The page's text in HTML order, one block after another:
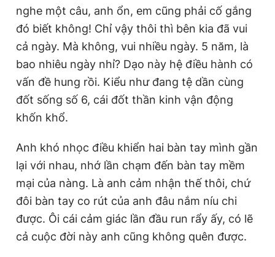
Tổng biên tập: Nguyễn Ngọc Toàn
Phó tổng biên tập thường trực: Hải Thành
Phó tổng biên tập: Lâm Hiếu Dũng
Phó tổng biên tập: Trần Việt Hưng
Tổng thư ký tòa soạn: Đức Trung
Giấy phép xuất bản số 110/GP - BTTTT cấp ngày 24.3.2020
© 2003-2026 Bản quyền thuộc về Báo Thanh Niên. Cấm sao
chép dưới mọi hình thức nếu không có sự chấp thuận bằng văn
bản. Phát triển bởi ePi Technologies, JSC.
nghe một câu, anh ổn, em cũng phải cố gắng
đó biết không! Chỉ vậy thôi thì bên kia đã vui
cả ngày. Mà không, vui nhiều ngày. 5 năm, là
bao nhiêu ngày nhỉ? Dạo này hệ điều hành có
vấn đề hung rồi. Kiểu như đang tệ dần cùng
đốt sống số 6, cái đốt thần kinh vận động
khốn khổ.
Anh khó nhọc điều khiển hai bàn tay mình gần
lại với nhau, nhớ lần chạm đến bàn tay mềm
mại của nàng. Là anh cảm nhận thế thôi, chứ
đôi bàn tay co rút của anh đâu nắm níu chi
được. Ôi cái cảm giác lần đầu run rẩy ấy, có lẽ
cả cuộc đời này anh cũng không quên được.